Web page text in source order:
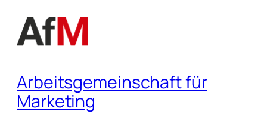
Inhalt
springen
Arbeitsgemeinschaft für
Marketing